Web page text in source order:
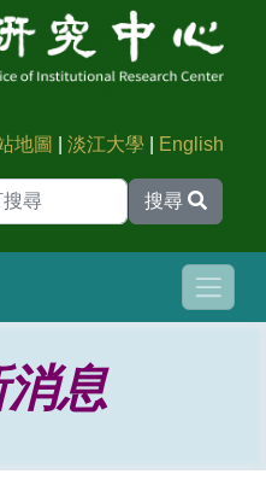
地圖 |淡江大學 English
搜尋
息